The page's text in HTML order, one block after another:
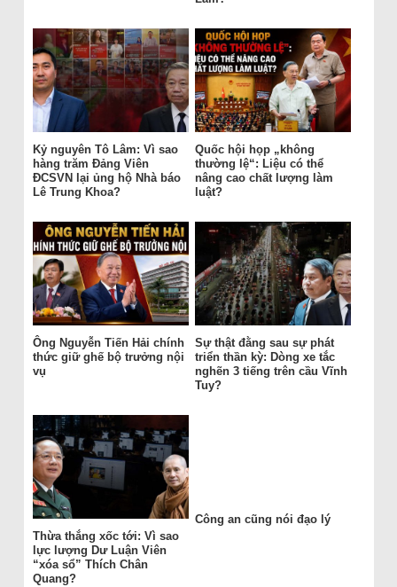
Kỷ nguyên Tô Lâm: Vì sao
hàng trăm Đảng Viên
ĐCSVN lại ủng hộ Nhà báo
Lê Trung Khoa?
Quốc hội họp „không
thường lệ“: Liệu có thể
nâng cao chất lượng làm
luật?
Ông Nguyễn Tiến Hải chính
thức giữ ghế bộ trưởng nội
vụ
Sự thật đằng sau sự phát
triển thần kỳ: Dòng xe tắc
nghẽn 3 tiếng trên cầu Vĩnh
Tuy?
Thừa thắng xốc tới: Vì sao
lực lượng Dư Luận Viên
“xóa sổ” Thích Chân
Quang?
Công an cũng nói đạo lý